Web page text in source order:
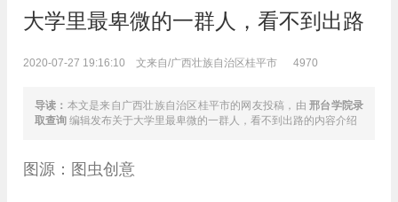
大学里最卑微的一群人，看不到出路
2020-07-27 19:16:10 文来自/广西壮族自治区桂平市 4970
导读： 本文是来自广西壮族自治区桂平市的网友投稿，由邢台学院录
取查询 编辑发布关于大学里最卑微的一群人，看不到出路的内容介绍
图源：图虫创意